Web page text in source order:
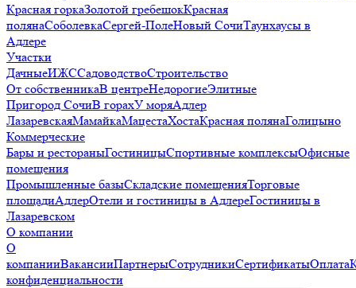
Красная горкаЗолотой гребешокКрасная
полянаСоболевкаСергей-ПолеНовый СочиТаунхаусы в
Адлере
Участки
ДачныеИЖССадоводствоСтроительство
От собственникаВ центреНедорогиеЭлитные
Пригород СочиВ горахУ моряАдлер
ЛазаревскаяМамайкаМацестаХостаКрасная полянаГолицыно
Коммерческие
Бары и рестораныГостиницыСпортивные комплексыОфисные
помещения
Промышленные базыСкладские помещенияТорговые
площадиАдлерОтели и гостиницы в АдлереГостиницы в
Лазаревском
О компании
О
компанииВакансииПартнерыСотрудникиСертификатыОплата
конфиденциальности